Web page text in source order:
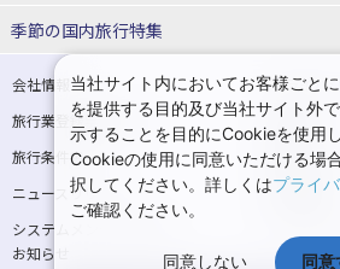
東京→金沢 新幹線パック
東京⇔軽井沢 新幹線パック 東京→
東京→名古屋 新幹線パック 東京→京
東京→大阪（新大阪） 新幹線パッ
ク
東京→
ク
東京→岡山 新幹線パック 東京→広
上越新幹線 旅行
九州新幹線 旅行 西九州
特急サンダーバード 旅行
東北
青森旅行・ツアー 岩手旅
宮城旅行・ツアー 秋田旅
山形旅行・ツアー 福島旅
関東
温泉旅行 日帰り
一人旅 国内版
カップル・夫婦旅行 国内版 女子旅
卒業旅行・学生旅行 国内版
季節の国内旅行特集
桜・お花見特集
ゴール
旅行
夏休み・お盆の国内旅行 7月の
8月の国内旅行 9月の
10月の国内旅行 11月の
会社情報
プライバ
旅行業登録票・約款
規約集
旅行条件書
商標につ
ニュースリリース
採用情報
システムメンテナンスの
お知らせ
当社サイト内においてお客様ごと
を提供する目的及び当社サイト外
示することを目的にCookieを使用
Cookieの使用に同意いただける場
択してください。詳しくはプライ
ご確認ください。
同意しない 同意